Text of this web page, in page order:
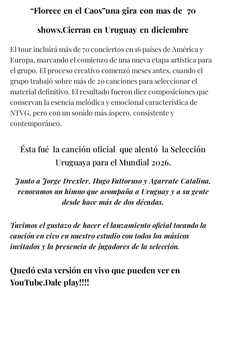
“Florece en el Caos”una gira con mas de 70
shows.Cierran en Uruguay en diciembre
El tour incluirá más de 70 conciertos en 16 países de América y
Europa, marcando el comienzo de una nueva etapa artística para
el grupo. El proceso creativo comenzó meses antes, cuando el
grupo trabajó sobre más de 20 canciones para seleccionar el
material definitivo. El resultado fueron diez composiciones que
conservan la esencia melódica y emocional característica de
NTVG, pero con un sonido más áspero, consistente y
contemporáneo.
Ésta fué la canción oficial que alentó la Selección
Uruguaya para el Mundial 2026.
Junto a Jorge Drexler, Hugo Fattoruso y Agarrate Catalina,
renovamos un himno que acompaña a Uruguay y a su gente
desde hace más de dos décadas.
Tuvimos el gustazo de hacer el lanzamiento oficial tocando la
canción en vivo en nuestro estudio con todos los músicos
invitados y la presencia de jugadores de la selección.
Quedó esta versión en vivo que pueden ver en
YouTube.Dale play!!!!